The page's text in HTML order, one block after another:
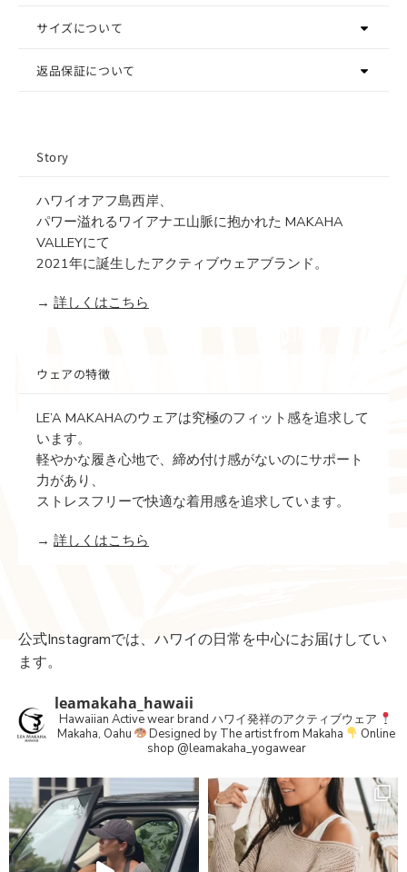
サイズについて
返品保証について
Story
ハワイオアフ島西岸、
パワー溢れるワイアナエ山脈に抱かれた MAKAHA
VALLEYにて
2021年に誕生したアクティブウェアブランド。
→ 詳しくはこちら
ウェアの特徴
LE’A MAKAHAのウェアは究極のフィット感を追求して
います。
軽やかな履き心地で、締め付け感がないのにサポート
力があり、
ストレスフリーで快適な着用感を追求しています。
→ 詳しくはこちら
公式Instagramでは、ハワイの日常を中心にお届けしてい
ます。
leamakaha_hawaii
Hawaiian Active wear brand ハワイ発祥のアクティブウェア
Makaha, Oahu
Designed by The artist from Makaha
Online
shop @leamakaha_yogawear